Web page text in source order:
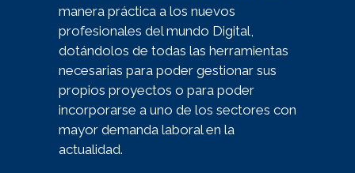
manera práctica a los nuevos
profesionales del mundo Digital,
dotándolos de todas las herramientas
necesarias para poder gestionar sus
propios proyectos o para poder
incorporarse a uno de los sectores con
mayor demanda laboral en la
actualidad.